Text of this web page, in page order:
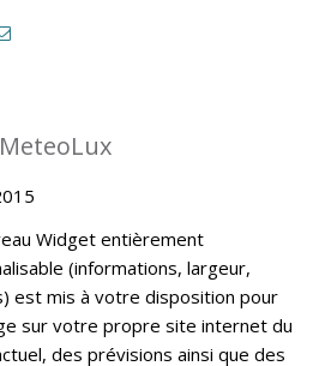
Widget entièrement
(informations, largeur,
est mis à votre disposition pour
sur votre propre site internet du
des prévisions ainsi que des